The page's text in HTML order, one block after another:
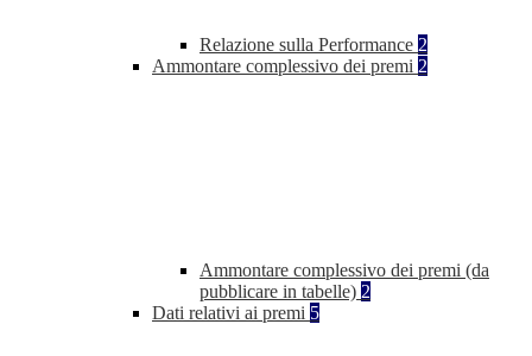
Relazione sulla Performance 2
Ammontare complessivo dei premi 2
Ammontare complessivo dei premi (da
pubblicare in tabelle) 2
Dati relativi ai premi 5